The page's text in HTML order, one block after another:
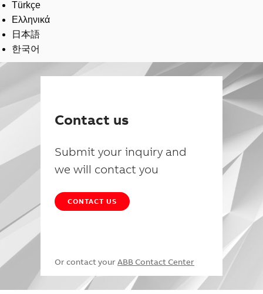
Türkçe
Ελληνικά
日本語
한국어
Contact us
Submit your inquiry and
we will contact you
CONTACT US
Or contact your ABB Contact Center